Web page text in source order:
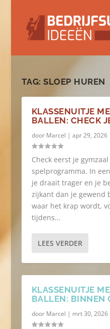
TAG:SLOEP HUREN
KLASSENUITJE
BALLEN: CHECK
door Marcel | apr 29, 2026
Check eerst je
spelprogramma. In
je draait trager en je
zijkant dan je gewend
waar het krap wordt,
tijdens...
LEES VERDER
KLASSENUITJE
BALLEN: BINNEN
door Marcel | mrt 30, 2026